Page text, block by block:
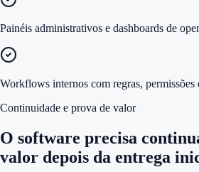
Painéis administrativos e dashboards de
Workflows internos com regras, permissões
Continuidade e prova de valor
O software precisa
valor depois da entrega